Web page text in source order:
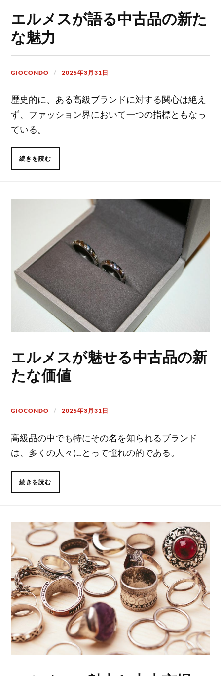
エルメスが語る中古品の新た
な魅力
GIOCONDO 2025年3月31日
歴史的に、ある高級ブランドに対する関心は絶え
ず、ファッション界において一つの指標ともなっ
ている。
続きを読む
エルメスが魅せる中古品の新
たな価値
GIOCONDO 2025年3月31日
高級品の中でも特にその名を知られるブランド
は、多くの人々にとって憧れの的である。
続きを読む